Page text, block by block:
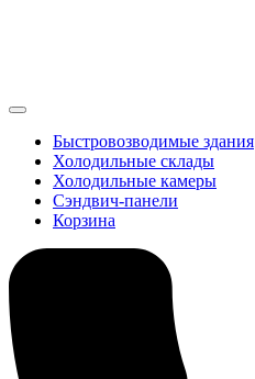
Быстровозводимые здания
Холодильные склады
Холодильные камеры
Сэндвич-панели
Корзина